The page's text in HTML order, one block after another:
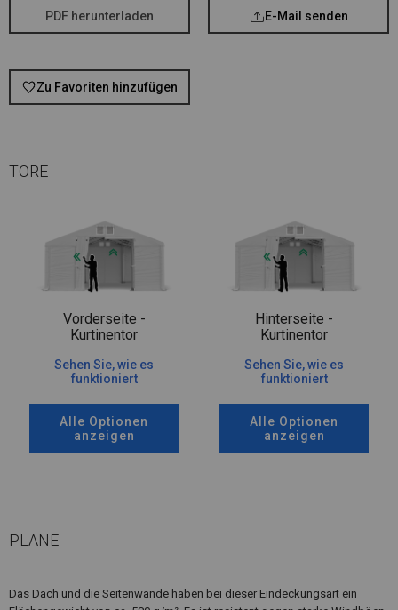
PDF herunterladen E-Mail senden
Zu Favoriten hinzufügen
TORE
Vorderseite -
Kurtinentor
Sehen Sie, wie es
funktioniert
Alle Optionen
anzeigen
Hinterseite -
Kurtinentor
Sehen Sie, wie es
funktioniert
Alle Optionen
anzeigen
PLANE
Das Dach und die Seitenwände haben bei dieser Eindeckungsart ein